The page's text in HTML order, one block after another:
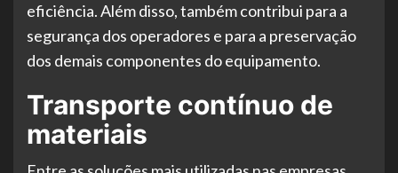
eficiência. Além disso, também contribui para a
segurança dos operadores e para a preservação
dos demais componentes do equipamento.
Transporte contínuo de
materiais